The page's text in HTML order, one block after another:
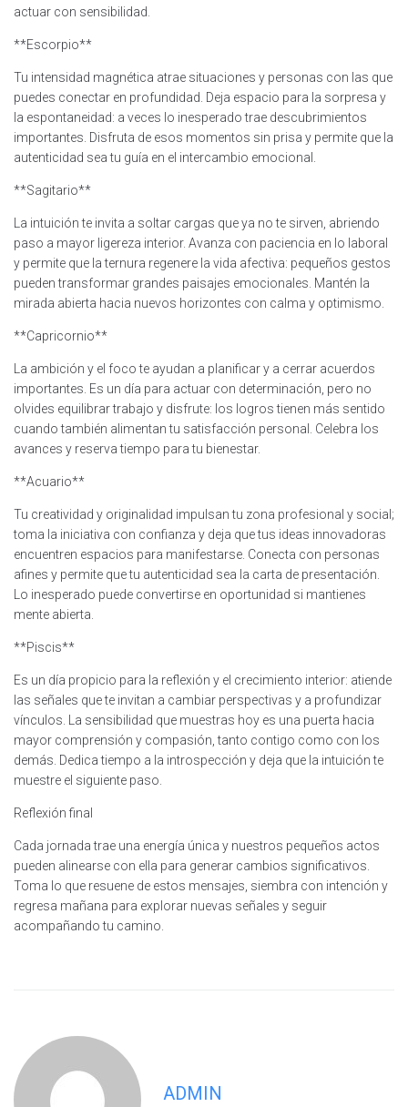
actuar con sensibilidad.
**Escorpio**
Tu intensidad magnética atrae situaciones y personas con las que
puedes conectar en profundidad. Deja espacio para la sorpresa y
la espontaneidad: a veces lo inesperado trae descubrimientos
importantes. Disfruta de esos momentos sin prisa y permite que la
autenticidad sea tu guía en el intercambio emocional.
**Sagitario**
La intuición te invita a soltar cargas que ya no te sirven, abriendo
paso a mayor ligereza interior. Avanza con paciencia en lo laboral
y permite que la ternura regenere la vida afectiva: pequeños gestos
pueden transformar grandes paisajes emocionales. Mantén la
mirada abierta hacia nuevos horizontes con calma y optimismo.
**Capricornio**
La ambición y el foco te ayudan a planificar y a cerrar acuerdos
importantes. Es un día para actuar con determinación, pero no
olvides equilibrar trabajo y disfrute: los logros tienen más sentido
cuando también alimentan tu satisfacción personal. Celebra los
avances y reserva tiempo para tu bienestar.
**Acuario**
Tu creatividad y originalidad impulsan tu zona profesional y social;
toma la iniciativa con confianza y deja que tus ideas innovadoras
encuentren espacios para manifestarse. Conecta con personas
afines y permite que tu autenticidad sea la carta de presentación.
Lo inesperado puede convertirse en oportunidad si mantienes
mente abierta.
**Piscis**
Es un día propicio para la reflexión y el crecimiento interior: atiende
las señales que te invitan a cambiar perspectivas y a profundizar
vínculos. La sensibilidad que muestras hoy es una puerta hacia
mayor comprensión y compasión, tanto contigo como con los
demás. Dedica tiempo a la introspección y deja que la intuición te
muestre el siguiente paso.
Reflexión final
Cada jornada trae una energía única y nuestros pequeños actos
pueden alinearse con ella para generar cambios significativos.
Toma lo que resuene de estos mensajes, siembra con intención y
regresa mañana para explorar nuevas señales y seguir
acompañando tu camino.
ADMIN